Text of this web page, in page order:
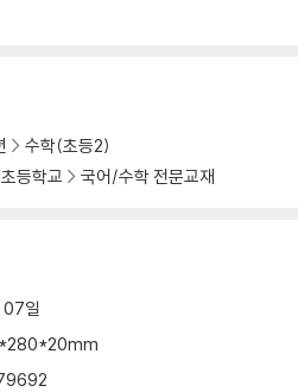
수학(초등2)
등학교 국어/수학 전문교재
07일